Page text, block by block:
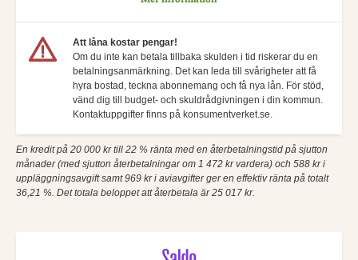
Att låna kostar pengar!
Om du inte kan betala tillbaka skulden i tid riskerar du en
betalningsanmärkning. Det kan leda till svårigheter att få
hyra bostad, teckna abonnemang och få nya lån. För stöd,
vänd dig till budget- och skuldrådgivningen i din kommun.
Kontaktuppgifter finns på konsumentverket.se.
En kredit på 20 000 kr till 22 % ränta med en återbetalningstid på sjutton
månader (med sjutton återbetalningar om 1 472 kr vardera) och 588 kr i
uppläggningsavgift samt 969 kr i aviavgifter ger en effektiv ränta på totalt
36,21 %. Det totala beloppet att återbetala är 25 017 kr.